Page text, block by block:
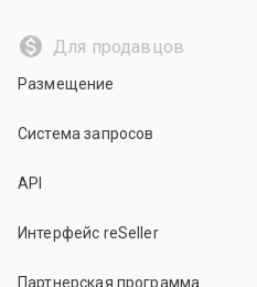
Для продавцов
Размещение
Система запросов
API
Интерфейс reSeller
Партнерская программа